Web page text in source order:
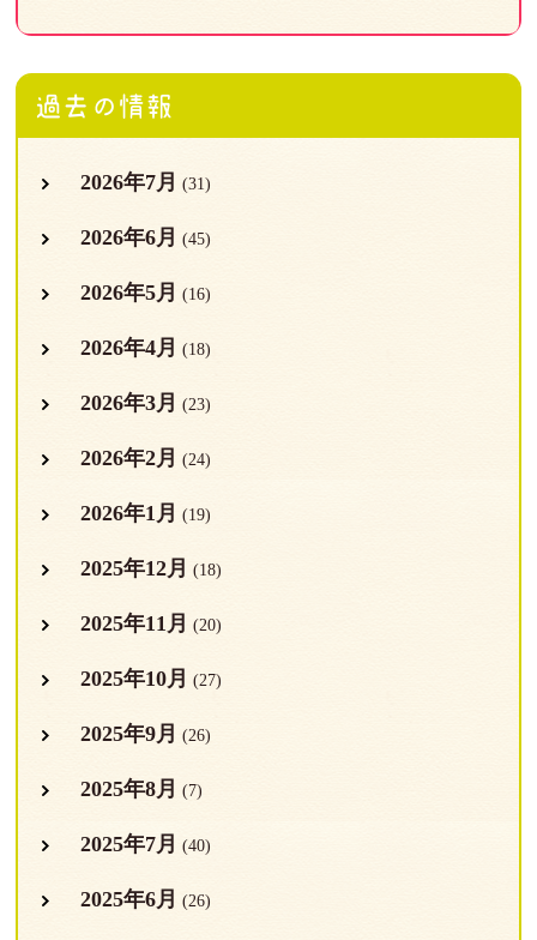
過去の情報
2026年7月 (31)
2026年6月 (45)
2026年5月 (16)
2026年4月 (18)
2026年3月 (23)
2026年2月 (24)
2026年1月 (19)
2025年12月 (18)
2025年11月 (20)
2025年10月 (27)
2025年9月 (26)
2025年8月 (7)
2025年7月 (40)
2025年6月 (26)